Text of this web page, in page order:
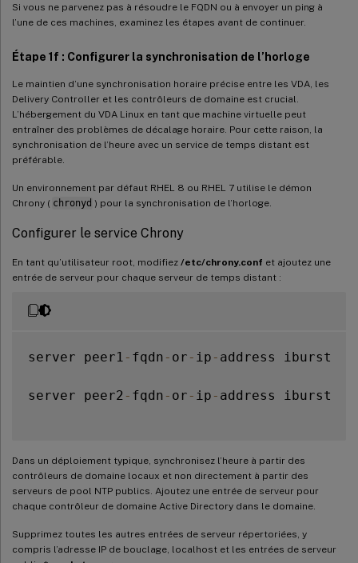
Si vous ne parvenez pas à résoudre le FQDN ou à envoyer un ping à
l’une de ces machines, examinez les étapes avant de continuer.
Étape 1f : Configurer la synchronisation de l’horloge
Le maintien d’une synchronisation horaire précise entre les VDA, les
Delivery Controller et les contrôleurs de domaine est crucial.
L’hébergement du VDA Linux en tant que machine virtuelle peut
entraîner des problèmes de décalage horaire. Pour cette raison, la
synchronisation de l’heure avec un service de temps distant est
préférable.
Un environnement par défaut RHEL 8 ou RHEL 7 utilise le démon
Chrony ( chronyd ) pour la synchronisation de l’horloge.
Configurer le service Chrony
En tant qu’utilisateur root, modifiez /etc/chrony.conf et ajoutez une
entrée de serveur pour chaque serveur de temps distant :
server peer1 - fqdn - or - ip - address iburst
server peer2 - fqdn - or - ip - address iburst
Dans un déploiement typique, synchronisez l’heure à partir des
contrôleurs de domaine locaux et non directement à partir des
serveurs de pool NTP publics. Ajoutez une entrée de serveur pour
chaque contrôleur de domaine Active Directory dans le domaine.
Supprimez toutes les autres entrées de serveur répertoriées, y
compris l’adresse IP de bouclage, localhost et les entrées de serveur